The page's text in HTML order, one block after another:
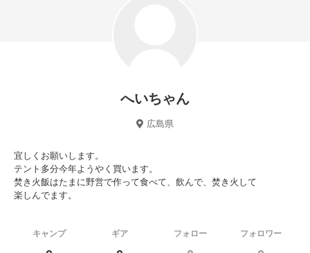
へいちゃん
広島県
宜しくお願いします。
テント多分今年ようやく買います。
焚き火飯はたまに野営で作って食べて、飲んで、焚き火して
楽しんでます。
キャンプ ギア フォロー フォロワー